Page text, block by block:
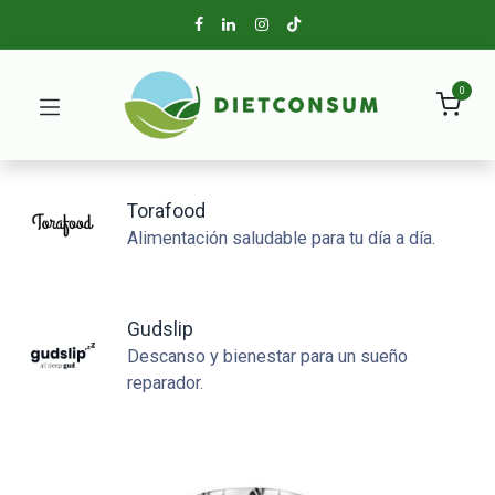
0
Torafood
Alimentación saludable para tu día a día.
Gudslip
Descanso y bienestar para un sueño
reparador.